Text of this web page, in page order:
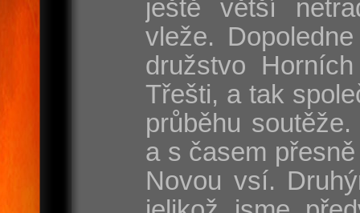
ještě větší
vleže.
družstvo
Třešti, a tak
průběhu
a s časem
Novou vsí.